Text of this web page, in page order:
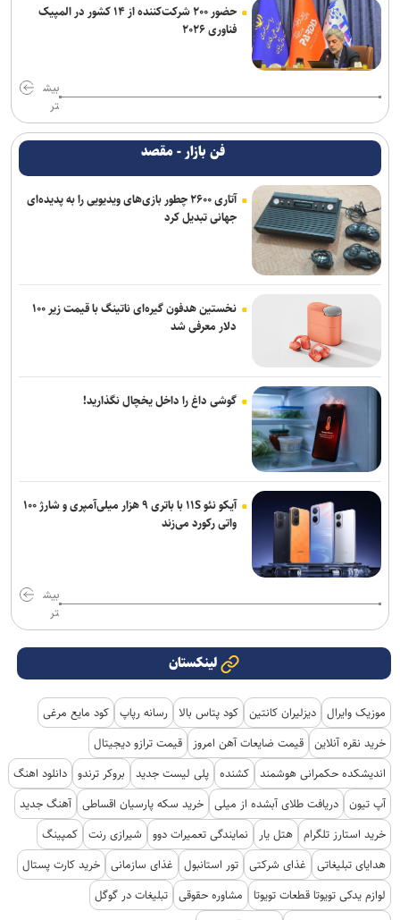
حضور ۲۰۰ شرکت‌کننده از ۱۴ کشور در المپیک
فناوری ۲۰۲۶
بیش
تر
فن بازار - مقصد
آتاری ۲۶۰۰ چطور بازی‌های ویدیویی را به پدیده‌ای
جهانی تبدیل کرد
نخستین هدفون گیره‌ای ناتینگ با قیمت زیر ۱۰۰
دلار معرفی شد
گوشی داغ را داخل یخچال نگذارید!
آیکو نئو ۱۱S با باتری ۹ هزار میلی‌آمپری و شارژ ۱۰۰
واتی رکورد می‌زند
بیش
تر
لینکستان
موزیک وایرال دیزلیران کانتین کود پتاس بالا رسانه رپاپ کود مایع مرغی
خرید نقره آنلاین قیمت ضایعات آهن امروز
قیمت ترازو دیجیتال
اندیشکده حکمرانی هوشمند کشنده پلی لیست جدید بروکر ترندو دانلود اهنگ
آپ تیون دریافت طلای آبشده از میلی خرید سکه پارسیان اقساطی آهنگ جدید
خرید استارز تلگرام هتل یار نمایندگی تعمیرات دوو شیرازی رنت کمپینگ
هدایای تبلیغاتی
غذای شرکتی تور استانبول غذای سازمانی خرید کارت پستال
لوازم یدکی تویوتا قطعات تویوتا
مشاوره حقوقی تبلیغات در گوگل